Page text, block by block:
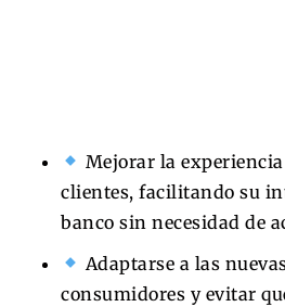
Mejorar la
clientes, facilitando su
banco sin necesidad de
Adaptarse a las
consumidores y evitar